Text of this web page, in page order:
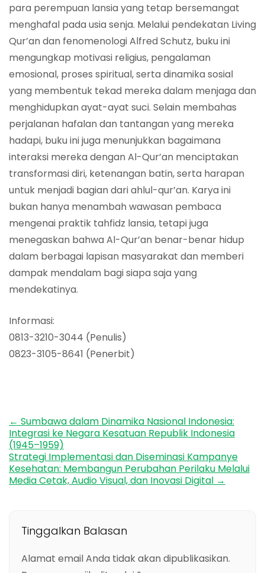
para perempuan lansia yang tetap bersemangat
menghafal pada usia senja. Melalui pendekatan Living
Qur’an dan fenomenologi Alfred Schutz, buku ini
mengungkap motivasi religius, pengalaman
emosional, proses spiritual, serta dinamika sosial
yang membentuk tekad mereka dalam menjaga dan
menghidupkan ayat-ayat suci. Selain membahas
perjalanan hafalan dan tantangan yang mereka
hadapi, buku ini juga menunjukkan bagaimana
interaksi mereka dengan Al-Qur’an menciptakan
transformasi diri, ketenangan batin, serta harapan
untuk menjadi bagian dari ahlul-qur’an. Karya ini
bukan hanya menambah wawasan pembaca
mengenai praktik tahfidz lansia, tetapi juga
menegaskan bahwa Al-Qur’an benar-benar hidup
dalam berbagai lapisan masyarakat dan memberi
dampak mendalam bagi siapa saja yang
mendekatinya.
Informasi:
0813-3210-3044 (Penulis)
0823-3105-8641 (Penerbit)
Post
navigation
← Sumbawa dalam Dinamika Nasional Indonesia:
Integrasi ke Negara Kesatuan Republik Indonesia
(1945–1959)
Strategi Implementasi dan Diseminasi Kampanye
Kesehatan: Membangun Perubahan Perilaku Melalui
Media Cetak, Audio Visual, dan Inovasi Digital →
Tinggalkan Balasan
Alamat email Anda tidak akan dipublikasikan.